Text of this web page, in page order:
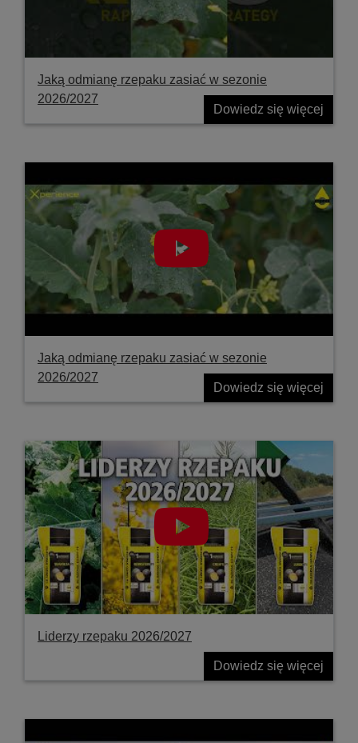
Jaką odmianę rzepaku zasiać w sezonie
2026/2027
Dowiedz się więcej
Jaką odmianę rzepaku zasiać w sezonie
2026/2027
Dowiedz się więcej
Liderzy rzepaku 2026/2027
Dowiedz się więcej